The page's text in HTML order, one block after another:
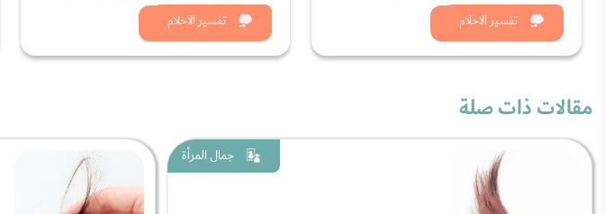
تفسير الاحلام
شاهد الان
تفسير الاحلام
شاهد الان
مقالات ذات صلة
جمال المرأة